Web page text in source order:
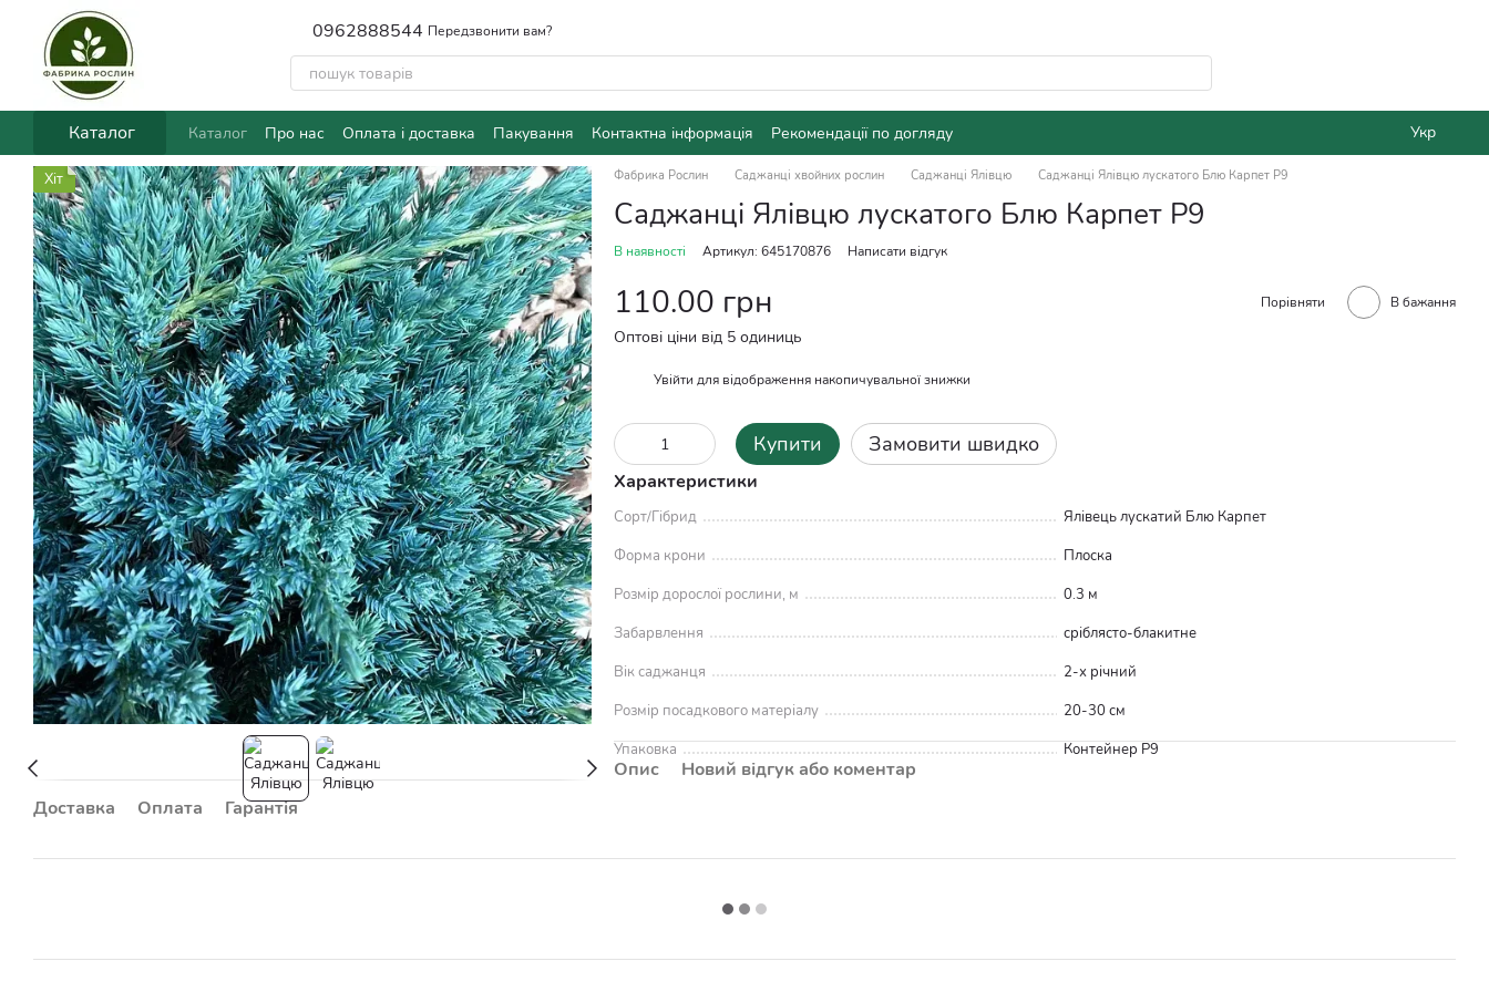
Перейти до основного контенту
0962888544 Передзвонити вам?
Каталог Каталог Про нас Оплата і доставка Пакування Контактна інформація Рекомендації по догляду Укр
Хіт
Доставка Оплата Гарантія
Фабрика Рослин Саджанці хвойних рослин Саджанці Ялівцю Саджанці Ялівцю лускатого Блю Карпет Р9
Саджанці Ялівцю лускатого Блю Карпет Р9
В наявності Артикул: 645170876 Написати відгук
110.00 грн Порівняти В бажання
Оптові ціни від 5 одиниць
Увійти для відображення накопичувальної знижки
Купити Замовити швидко
Характеристики
Сорт/Гібрид
Ялівець лускатий Блю Карпет
Форма крони
Плоска
Розмір дорослої рослини, м
0.3 м
Забарвлення
сріблясто-блакитне
Вік саджанця
2-х річний
Розмір посадкового матеріалу
20-30 см
Упаковка
Контейнер Р9
Опис Новий відгук або коментар